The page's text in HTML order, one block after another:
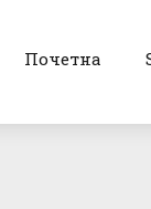
Почетна